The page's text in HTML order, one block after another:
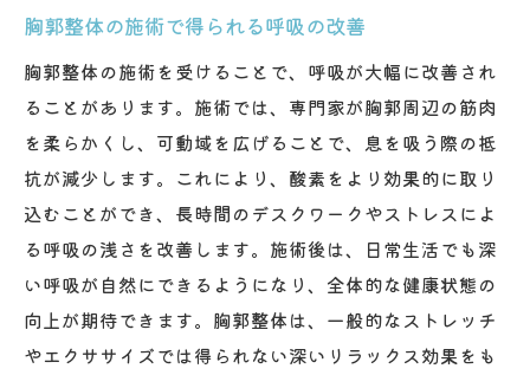
胸郭整体の施術で得られる呼吸の改善
胸郭整体の施術を受けることで、呼吸が大幅に改善され
ることがあります。施術では、専門家が胸郭周辺の筋肉
を柔らかくし、可動域を広げることで、息を吸う際の抵
抗が減少します。これにより、酸素をより効果的に取り
込むことができ、長時間のデスクワークやストレスによ
る呼吸の浅さを改善します。施術後は、日常生活でも深
い呼吸が自然にできるようになり、全体的な健康状態の
向上が期待できます。胸郭整体は、一般的なストレッチ
やエクササイズでは得られない深いリラックス効果をも